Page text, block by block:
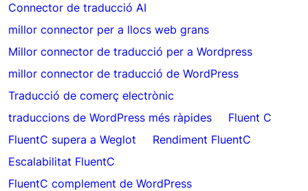
Connector de traducció AI
millor connector per a llocs web grans
Millor connector de traducció per a Wordpress
millor connector de traducció de WordPress
Traducció de comerç electrònic
traduccions de WordPress més ràpides
Fluent C
FluentC supera a Weglot
Rendiment FluentC
Escalabilitat FluentC
FluentC complement de WordPress